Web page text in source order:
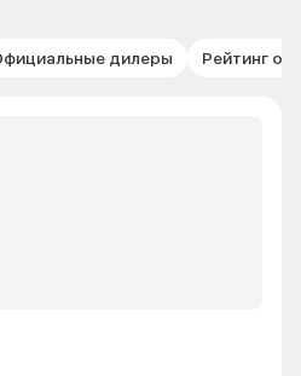
дилеры Рейтинг